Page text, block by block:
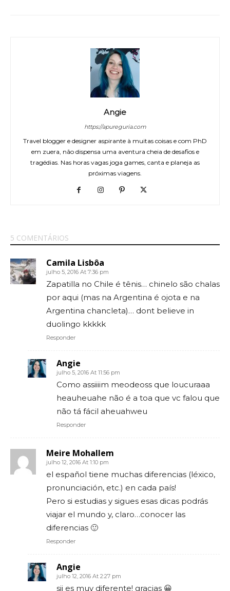
Angie
https://apureguria.com
Travel blogger e designer aspirante à muitas coisas e com PhD
em zuera, não dispensa uma aventura cheia de desafios e
tragédias. Nas horas vagas joga games, canta e planeja as
próximas viagens.
5 COMENTÁRIOS
Camila Lisbôa
julho 5, 2016 At 7:36 pm
Zapatilla no Chile é tênis… chinelo são chalas
por aqui (mas na Argentina é ojota e na
Argentina chancleta)… dont believe in
duolingo kkkkk
Responder
Angie
julho 5, 2016 At 11:56 pm
Como assiiiim meodeoss que loucuraaa
heauheuahe não é a toa que vc falou que
não tá fácil aheuahweu
Responder
Meire Mohallem
julho 12, 2016 At 1:10 pm
el español tiene muchas diferencias (léxico,
pronunciación, etc.) en cada país!
Pero si estudias y sigues esas dicas podrás
viajar el mundo y, claro…conocer las
diferencias 🙂
Responder
Angie
julho 12, 2016 At 2:27 pm
sii es muy diferente! gracias 😀